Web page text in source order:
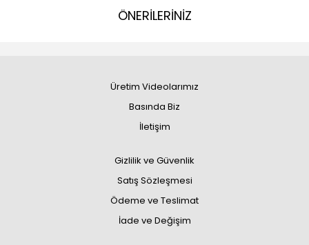
ÖNERİLERİNİZ
Üretim Videolarımız
Basında Biz
İletişim
Gizlilik ve Güvenlik
Satış Sözleşmesi
Ödeme ve Teslimat
İade ve Değişim